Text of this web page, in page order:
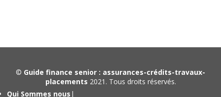
© Guide finance senior : assurances-crédits-travaux-
placements 2021. Tous droits réservés.
Qui Sommes nous |